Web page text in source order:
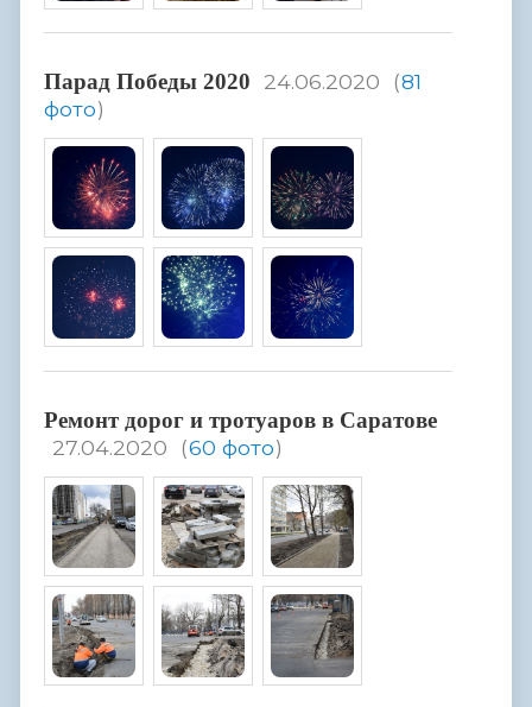
Парад Победы 2020 24.06.2020 (81
фото)
Ремонт дорог и тротуаров в Саратове
27.04.2020
(60 фото)